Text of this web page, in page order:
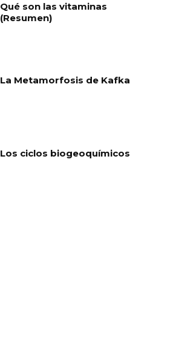
Qué son las vitaminas
(Resumen)
La Metamorfosis de Kafka
Los ciclos biogeoquímicos